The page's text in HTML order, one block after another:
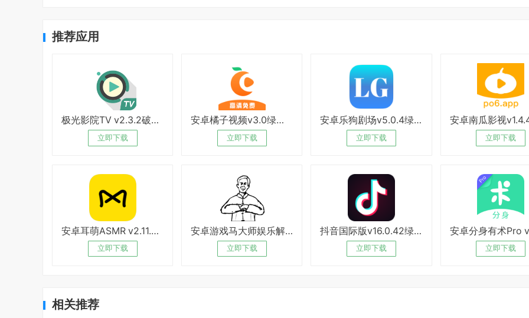
推荐应用
极光影院TV v2.3.2破解版
立即下载
安卓橘子视频v3.0绿化版
立即下载
安卓乐狗剧场v5.0.4绿化版
立即下载 立即下载
安卓耳萌ASMR v2.11.8绿化版
立即下载
安卓游戏马大师娱乐解压
立即下载
抖音国际版v16.0.42绿化版
立即下载 立即下载
相关推荐